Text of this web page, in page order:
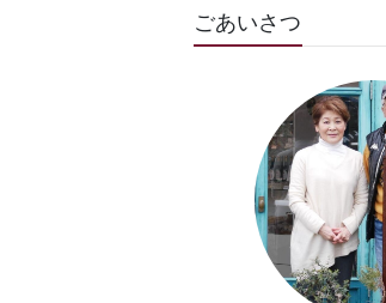
ごあいさつ